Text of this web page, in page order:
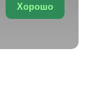
Хорошо